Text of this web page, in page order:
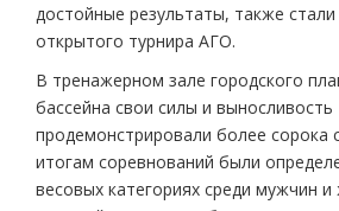
достойные результаты, также стали
открытого турнира АГО.
В тренажерном зале городского
бассейна свои силы и выносливость
продемонстрировали более сорока
итогам соревнований были
весовых категориях среди мужчин